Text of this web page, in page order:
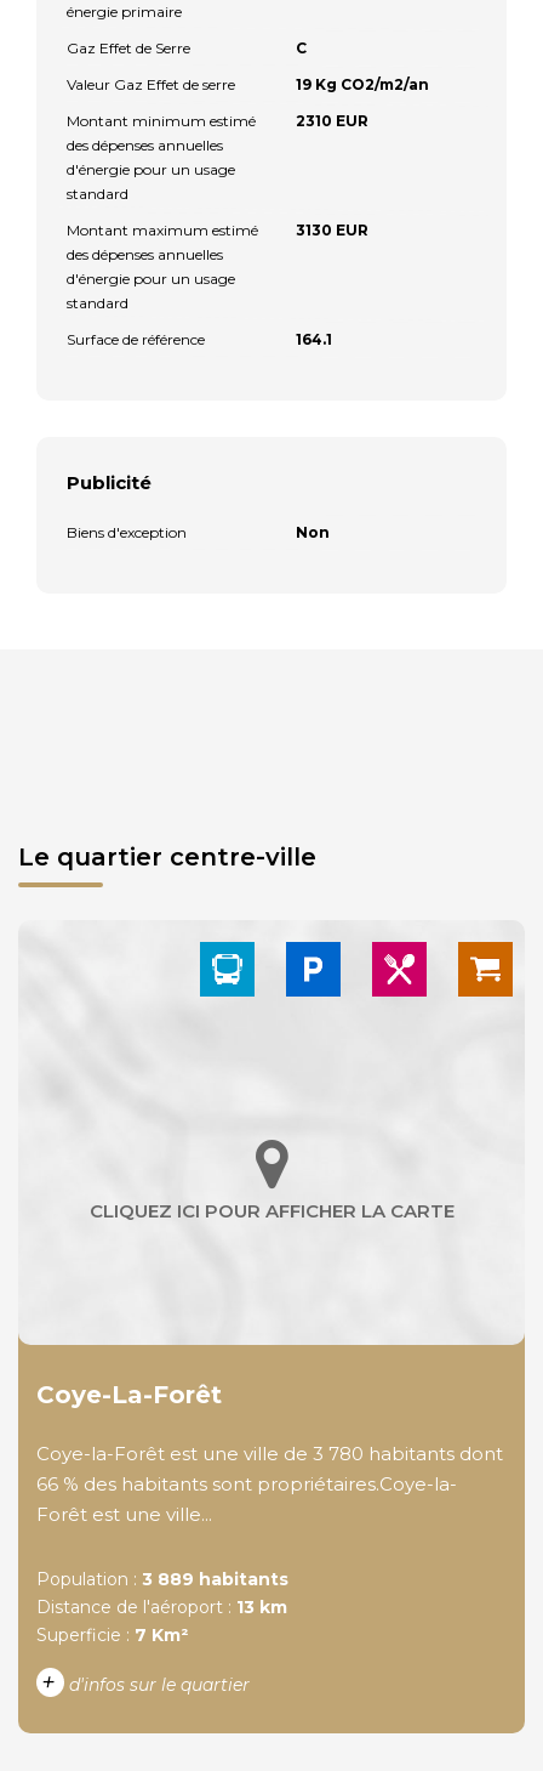
énergie primaire
Gaz Effet de Serre
C
Valeur Gaz Effet de serre
19 Kg CO2/m2/an
Montant minimum estimé
des dépenses annuelles
d'énergie pour un usage
standard
2310 EUR
Montant maximum estimé
des dépenses annuelles
d'énergie pour un usage
standard
3130 EUR
Surface de référence 164.1
Publicité
Biens d'exception Non
Le quartier centre-ville
Coye-La-Forêt
Coye-la-Forêt est une ville de 3 780 habitants dont
66 % des habitants sont propriétaires.Coye-la-
Forêt est une ville...
Population : 3 889 habitants
Distance de l'aéroport : 13 km
Superficie : 7 Km²
+ d'infos sur le quartier